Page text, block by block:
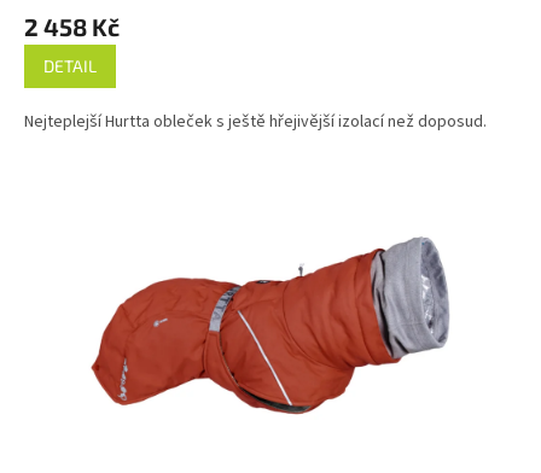
2 458 Kč
DETAIL
Nejteplejší Hurtta obleček s ještě hřejivější izolací než doposud.